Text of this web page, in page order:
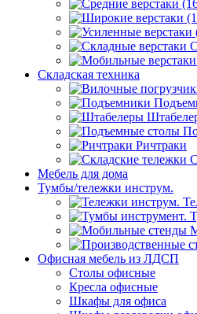
Складская техника
Ричтраки
Мебель для дома
Тумбы/тележки инструм.
Офисная мебель из ЛДСП
Столы офисные
Кресла офисные
Шкафы для офиса